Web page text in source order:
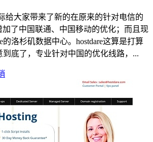
给大家带来了新的在原来的针对电信的
了中国联通、中国移动的优化；而且现
的洛杉矶数据中心。hostdare这算是打算
底了，专业针对中国的优化线路，...